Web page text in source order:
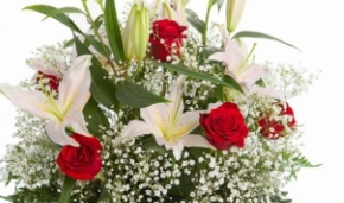
50 см, лилии, гипсофила и много зелени.
45 см
50 см